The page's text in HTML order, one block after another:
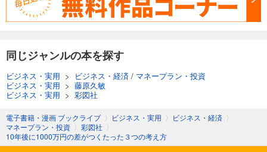
同じジャンルの本を探す
ビジネス・実用 > ビジネス・経済 / マネープラン・投資
ビジネス・実用 > 藤原久敏
ビジネス・実用 > 彩図社
電子書籍・漫画 ブックライブ 〉 ビジネス・実用 〉 ビジネス・経済 〉
マネープラン・投資 〉 彩図社 〉
10年後に1000万円の差がつくたった３つの考え方